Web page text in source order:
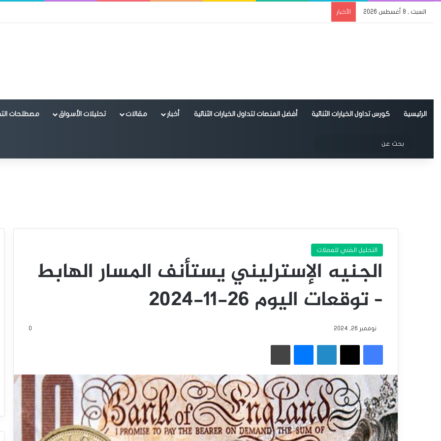
السبت , 8 أغسطس 2026 الأخبار
الرئيسية كورس تداول الخيارات الثنائية أفضل المنصات لتداول الخيارات الثنائية أخبار مقالات تحليلات الأسواق مصطلحات
الوضع المظلم
عن
التحليل الفني للعملات
الجنيه الإسترليني يستأنف المسار الهابط
– توقعات اليوم 26-11-2024
نوفمبر 26, 2024 0
فيسبوك
‫X لينكدإن ماسنجر طباعة